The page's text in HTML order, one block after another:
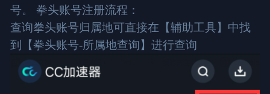
号。 拳头账号注册流程：
查询拳头账号归属地可直接在【辅助工具】中找
到【拳头账号-所属地查询】进行查询